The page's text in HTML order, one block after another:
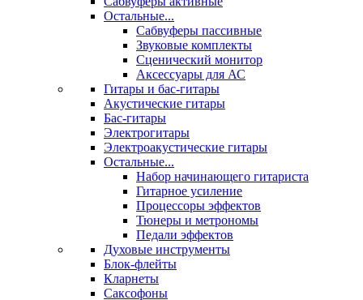
Остальные...
Сабвуферы пассивные
Звуковые комплекты
Сценический монитор
Аксессуары для АС
Гитары и бас-гитары
Акустические гитары
Бас-гитары
Электрогитары
Электроакустические гитары
Остальные...
Набор начинающего гитариста
Гитарное усиление
Процессоры эффектов
Тюнеры и метрономы
Педали эффектов
Духовые инструменты
Блок-флейты
Кларнеты
Саксофоны